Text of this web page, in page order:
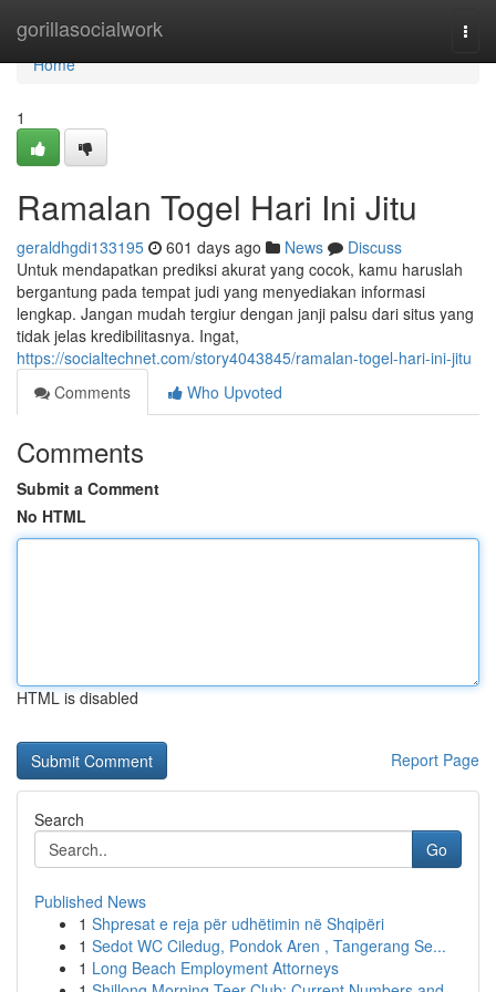
gorillasocialwork
Home
Home
1
Ramalan Togel Hari Ini Jitu
geraldhgdi133195 601 days ago News
Discuss
Untuk mendapatkan prediksi akurat yang cocok, kamu haruslah
bergantung pada tempat judi yang menyediakan informasi
lengkap. Jangan mudah tergiur dengan janji palsu dari situs yang
tidak jelas kredibilitasnya. Ingat,
https://socialtechnet.com/story4043845/ramalan-togel-hari-ini-jitu
Comments
Who Upvoted
Comments
Submit a Comment
No HTML
HTML is disabled
Report Page
Search
Go
Published News
1 Shpresat e reja për udhëtimin në Shqipëri
1 Sedot WC Ciledug, Pondok Aren , Tangerang Se...
1 Long Beach Employment Attorneys